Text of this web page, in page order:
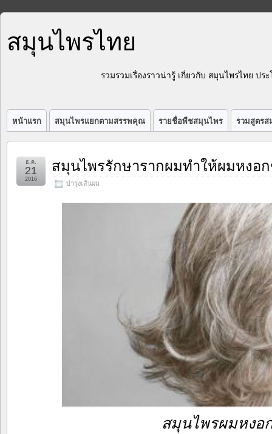
สมุนไพรไทย
รวมรวมเรื่องราวน่ารู้ เกี่ยวกับ สมุนไพรไทย ป
หน้าแรก สมุนไพรแยกตามสรรพคุณ รายชื่อพืชสมุนไพร รวมสูตรส
สมุนไพรรักษารากผมทำให้ผมหงอ
บำรุงเส้นผม
ธ.ค.
21
2016
สมุนไพรผมหงอ